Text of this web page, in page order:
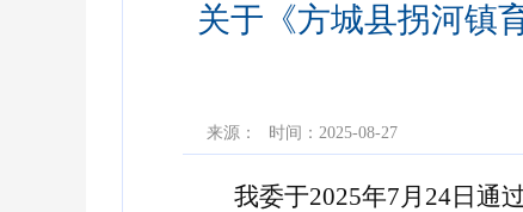
关于《方城县拐河镇
来源： 时间：2025-08-27
我委于2025年7月24日通